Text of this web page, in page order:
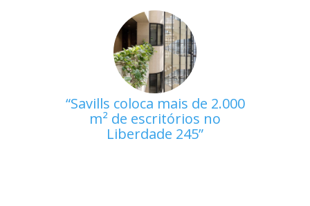
Savills coloca mais de 2.000
m² de escritórios no
Liberdade 245